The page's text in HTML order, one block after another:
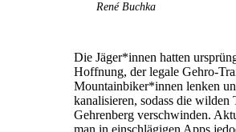
René Buchka
Die Jäger*innen hatten
Hoffnung, der legale Gehro-
Mountainbiker*innen lenken
kanalisieren, sodass die wilden
Gehrenberg verschwinden.